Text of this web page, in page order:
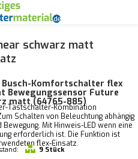
schwarz matt
Busch-Komfortschalter flex
Bewegungssensor Future
matt (64765-885)
Tastschalter-Kombination
Schalten von Beleuchtung abhängig
Mit Hinweis-LED wenn eine
erforderlich ist. Die Funktion ist
flex-Einsatz.
9 Stück